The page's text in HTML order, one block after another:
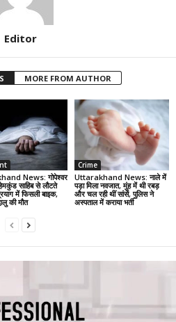
Editor
MORE FROM AUTHOR
News: गोपेश्वर
साहिब से लौटते
में फिसली बाइक,
की मौत
Crime
Uttarakhand News: नाले में
पड़ा मिला नवजात, मुंह में थी रबड़
और चल रही थीं सांसें, पुलिस ने
अस्पताल में कराया भर्ती